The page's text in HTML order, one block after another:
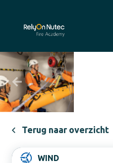
Previous
Terug naar overzicht
WIND